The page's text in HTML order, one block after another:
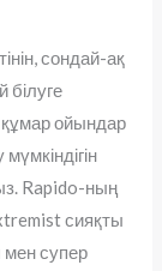
сондай-ақ
білуге
ойындар
Rapido-ның
сияқты
мен супер